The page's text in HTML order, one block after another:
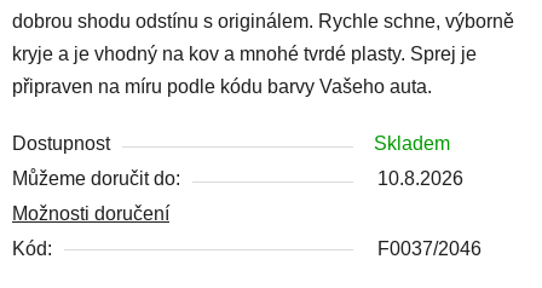
dobrou shodu odstínu s originálem. Rychle schne, výborně
kryje a je vhodný na kov a mnohé tvrdé plasty. Sprej je
připraven na míru podle kódu barvy Vašeho auta.
Dostupnost
Skladem
Můžeme doručit do:
10.8.2026
Možnosti doručení
Kód:
F0037/2046